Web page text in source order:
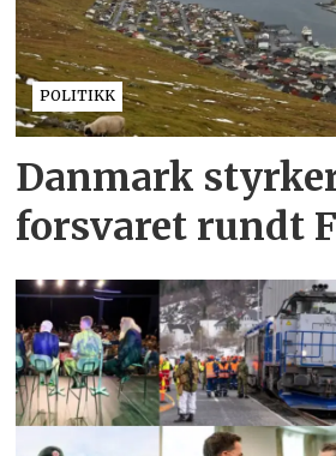
POLITIKK
Danmark
forsvaret rundt